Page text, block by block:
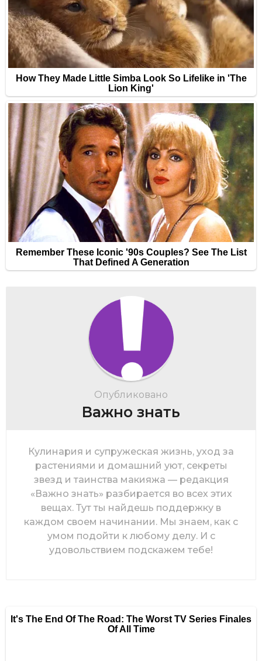
Опубликовано
Важно знать
Кулинария и супружеская жизнь, уход за
растениями и домашний уют, секреты
звезд и таинства макияжа — редакция
«Важно знать» разбирается во всех этих
вещах. Тут ты найдешь поддержку в
каждом своем начинании. Мы знаем, как с
умом подойти к любому делу. И с
удовольствием подскажем тебе!